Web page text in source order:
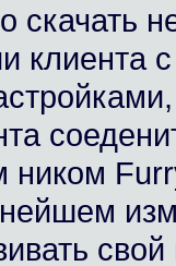
скачать
клиента с
ником
свой